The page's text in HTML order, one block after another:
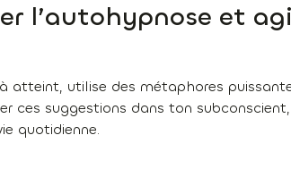
l’autohypnose et
atteint, utilise des métaphores
ces suggestions dans ton
quotidienne.